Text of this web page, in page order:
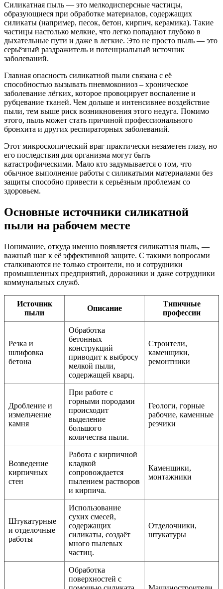
Силикатная пыль — это мелкодисперсные частицы,
образующиеся при обработке материалов, содержащих
силикаты (например, песок, бетон, кирпич, керамика). Такие
частицы настолько мелкие, что легко попадают глубоко в
дыхательные пути и даже в легкие. Это не просто пыль — это
серьёзный раздражитель и потенциальный источник
заболеваний.
Главная опасность силикатной пыли связана с её
способностью вызывать пневмокониоз – хроническое
заболевание лёгких, которое провоцирует воспаление и
рубцевание тканей. Чем дольше и интенсивнее воздействие
пыли, тем выше риск возникновения этого недуга. Помимо
этого, пыль может стать причиной профессионального
бронхита и других респираторных заболеваний.
Этот микроскопический враг практически незаметен глазу, но
его последствия для организма могут быть
катастрофическими. Мало кто задумывается о том, что
обычное выполнение работы с силикатыми материалами без
защиты способно привести к серьёзным проблемам со
здоровьем.
Основные источники силикатной
пыли на рабочем месте
Понимание, откуда именно появляется силикатная пыль, —
важный шаг к её эффективной защите. С такими вопросами
сталкиваются не только строители, но и сотрудники
промышленных предприятий, дорожники и даже сотрудники
коммунальных служб.
Источник
пыли
Описание
Типичные
профессии
Резка и
шлифовка
бетона
Обработка
бетонных
конструкций
приводит к выбросу
мелкой пыли,
содержащей кварц.
Строители,
каменщики,
ремонтники
Дробление и
измельчение
камня
При работе с
горными породами
происходит
выделение
большого
количества пыли.
Геологи, горные
рабочие, каменные
резчики
Возведение
кирпичных
стен
Работа с кирпичной
кладкой
сопровождается
пылением растворов
и кирпича.
Каменщики,
монтажники
Штукатурные
и отделочные
работы
Использование
сухих смесей,
содержащих
силикаты, создаёт
много пылевых
частиц.
Отделочники,
штукатуры
Обработка
поверхностей с